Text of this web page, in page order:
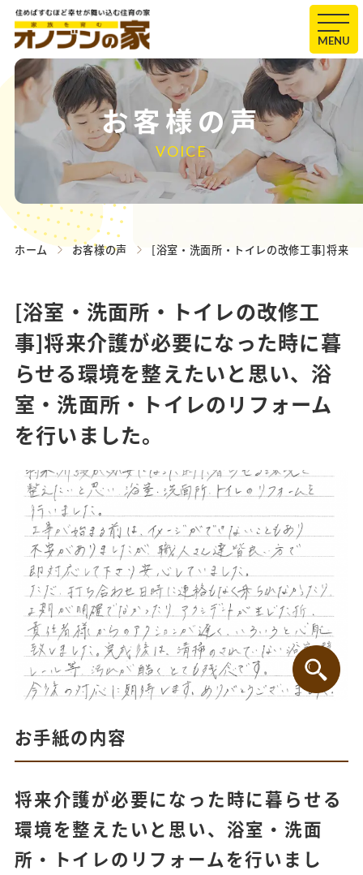
MENU
お客様の声
VOICE
ホーム お客様の声 [浴室・洗面所・トイレの改修工事]将来
[浴室・洗面所・トイレの改修工
事]将来介護が必要になった時に暮
らせる環境を整えたいと思い、浴
室・洗面所・トイレのリフォーム
を行いました。
お手紙の内容
将来介護が必要になった時に暮らせる
環境を整えたいと思い、浴室・洗面
所・トイレのリフォームを行いまし